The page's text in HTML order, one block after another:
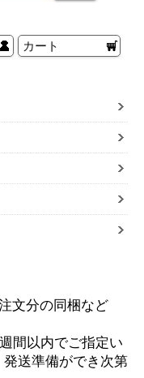
カート
文分の同梱など
間以内でご指定い
送準備ができ次第